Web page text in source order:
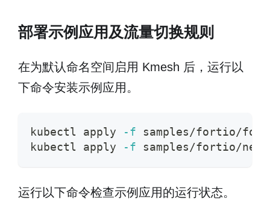
部署示例应用及流量切换规则
在为默认命名空间启用 Kmesh 后，运行以
下命令安装示例应用。
kubectl apply -f samples/fortio/
kubectl apply
-f samples/fortio/
运行以下命令检查示例应用的运行状态。